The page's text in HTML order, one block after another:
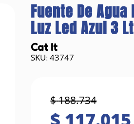
Fuente De Agua
Luz Led Azul 3 Lt
Cat It
:43747
$188.734